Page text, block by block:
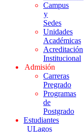
Campus
y
Sedes
Unidades
Académicas
Acreditación
Institucional
Admisión
Carreras
Pregrado
Programas
de
Postgrado
Estudiantes
ULagos